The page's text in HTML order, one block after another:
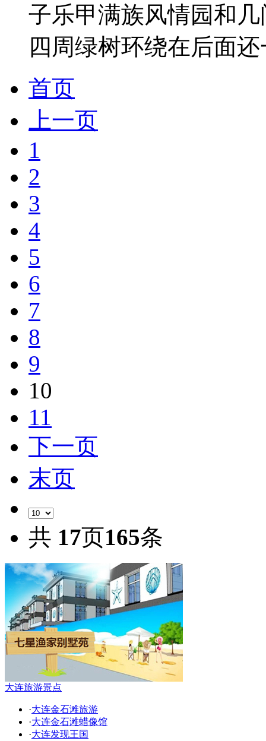
子乐甲满族风情园和
四周绿树环绕在后面
首页
上一页
1
2
3
4
5
6
7
8
9
10
11
下一页
末页
共 17页165条
大连旅游景点
·大连金石滩旅游
·大连金石滩蜡像馆
·大连发现王国